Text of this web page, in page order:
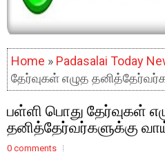
Home » Padasalai Today
தேர்வுகள் எழுத
பள்ளி பொது தேர்வுகள்
தனித்தேர்வர்களுக்கு
0 comments